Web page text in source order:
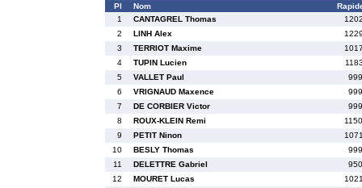
Pl Nom
1
CANTAGREL Thomas
2
LINH Alex
3
TERRIOT Maxime
4
TUPIN Lucien
5
VALLET Paul
6
VRIGNAUD Maxence
7
DE CORBIER Victor
8
ROUX-KLEIN Remi
9
PETIT Ninon
10
BESLY Thomas
11
DELETTRE Gabriel
12
MOURET Lucas